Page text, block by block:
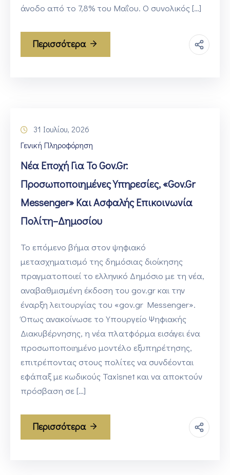
άνοδο από το 7,8% του Μαΐου. Ο συνολικός […]
Περισσότερα
31 Ιουλίου, 2026
Γενική Πληροφόρηση
Νέα Εποχή Για Το Gov.gr:
Προσωποποιημένες Υπηρεσίες, «gov.gr
Messenger» Και Ασφαλής Επικοινωνία
Πολίτη–Δημοσίου
Το επόμενο βήμα στον ψηφιακό
μετασχηματισμό της δημόσιας διοίκησης
πραγματοποιεί το ελληνικό Δημόσιο με τη νέα,
αναβαθμισμένη έκδοση του gov.gr και την
έναρξη λειτουργίας του «gov.gr Messenger».
Όπως ανακοίνωσε το Υπουργείο Ψηφιακής
Διακυβέρνησης, η νέα πλατφόρμα εισάγει ένα
προσωποποιημένο μοντέλο εξυπηρέτησης,
επιτρέποντας στους πολίτες να συνδέονται
εφάπαξ με κωδικούς Taxisnet και να αποκτούν
πρόσβαση σε […]
Περισσότερα